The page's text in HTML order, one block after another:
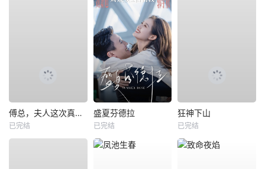
傅总，夫人这次真的死了
已完结
盛夏芬德拉
已完结
狂神下山
已完结